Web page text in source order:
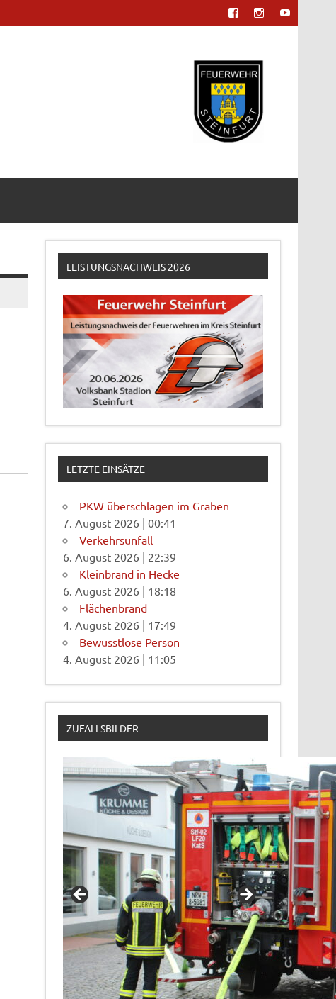
LEISTUNGSNACHWEIS 2026
LETZTE EINSÄTZE
PKW überschlagen im Graben
7. August 2026 |00:41
Verkehrsunfall
6. August 2026 | 22:39
Kleinbrand in Hecke
6. August 2026 | 18:18
Flächenbrand
4. August 2026 | 17:49
Bewusstlose Person
4. August 2026 | 11:05
ZUFALLSBILDER